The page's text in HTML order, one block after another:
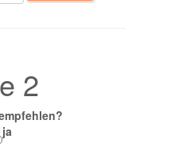
2
ja